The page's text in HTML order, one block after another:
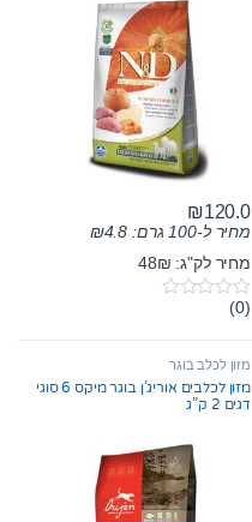
₪120.0
מחיר ל-100 גרם: ₪4.8
מחיר לק"ג: 48₪
0
t
f
5
(0)
מזון לכלב בוגר
מזון לכלבים אוריג’ן בוגר מיקס 6 סוגי
דגים 2 ק”ג